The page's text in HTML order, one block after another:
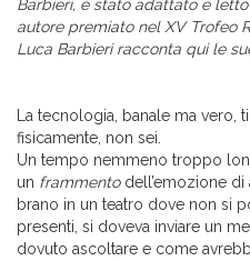
Barbieri, è stato adattato e
autore premiato nel XV Trofeo
Luca Barbieri racconta qui le
La tecnologia, banale ma vero,
fisicamente, non sei.
Un tempo nemmeno troppo
un frammentodell’emozione
brano in un teatro dove non si
presenti, si doveva inviare un
dovuto ascoltare e come